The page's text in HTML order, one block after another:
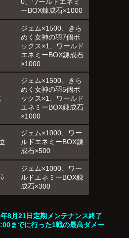
ーBOX錬成石×1000
ジェム×1500、きら
めく女神の羽7個ボ
ックス×1、ワールド
エネミーBOX錬成石
×1000
ジェム×1500、きら
めく女神の羽5個ボ
ックス×1、ワールド
エネミーBOX錬成石
×1000
ジェム×1000、ワー
ルドエネミーBOX錬
成石×500
ジェム×1000、ワー
ルドエネミーBOX錬
成石×300
8月21日定期メンテナンス終了
までに行った1戦の最高ダメー